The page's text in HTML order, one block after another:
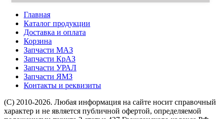
Главная
Каталог продукции
Доставка и оплата
Корзина
Запчасти МАЗ
Запчасти КрАЗ
Запчасти УРАЛ
Запчасти ЯМЗ
Контакты и реквизиты
(C) 2010-2026. Любая информация на сайте носит справочный
характер и не является публичной офертой, определяемой